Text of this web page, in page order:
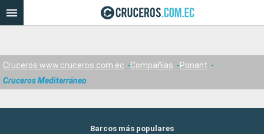
Cruceros www.cruceros.com.ec Compañías
Ponant
Cruceros Mediterráneo
Barcos más populares